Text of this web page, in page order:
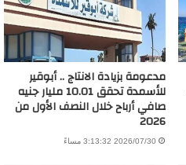
مدعومة بزيادة الانتاج .. أبوقير
للأسمدة تحقق 10.01 مليار جنيه
صافي أرباح خلال النصف الأول من
2026
2026/07/30 3:13:32 مساءً